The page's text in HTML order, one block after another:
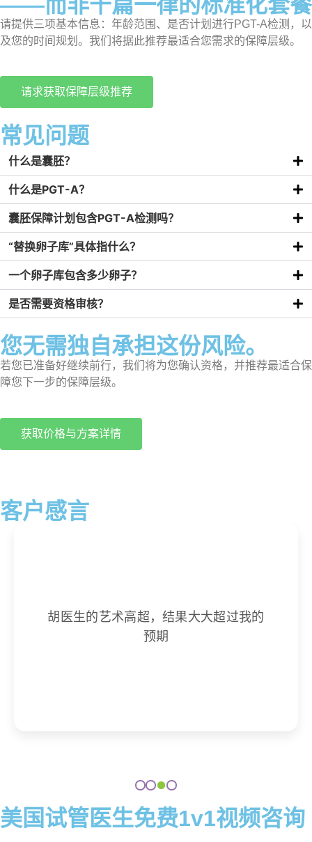
请提供三项基本信息：年龄范围、是否计划进行PGT-A检测，以
及您的时间规划。我们将据此推荐最适合您需求的保障层级。
请求获取保障层级推荐
常见问题
什么是囊胚？
什么是PGT-A？
囊胚保障计划包含PGT-A检测吗？
“替换卵子库”具体指什么？
一个卵子库包含多少卵子？
是否需要资格审核？
您无需独自承担这份风险。
若您已准备好继续前行，我们将为您确认资格，并推荐最适合保
障您下一步的保障层级。
获取价格与方案详情
客户感言
胡医生的艺术高超，结果大大超过我的
预期
美国试管医生免费1v1视频咨询